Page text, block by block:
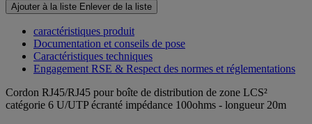
Ajouter à la liste Enlever de la liste
caractéristiques produit
Documentation et conseils de pose
Caractéristiques techniques
Engagement RSE & Respect des normes et réglementations
Cordon RJ45/RJ45 pour boîte de distribution de zone LCS²
catégorie 6 U/UTP écranté impédance 100ohms - longueur 20m